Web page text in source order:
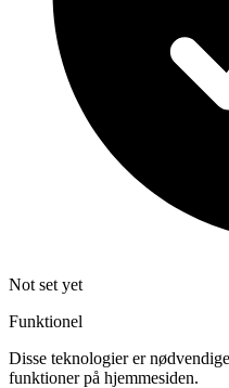
Not set yet
Funktionel
Disse teknologier er
funktioner på hjemmesiden.